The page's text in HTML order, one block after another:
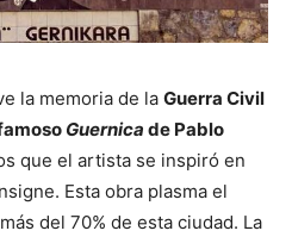
la memoria de la Guerra Civil
Guernica de Pablo
que el artista se inspiró en
Esta obra plasma el
del 70% de esta ciudad. La